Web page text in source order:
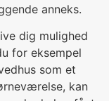
anneks.
dig mulighed
for eksempel
som et
kan